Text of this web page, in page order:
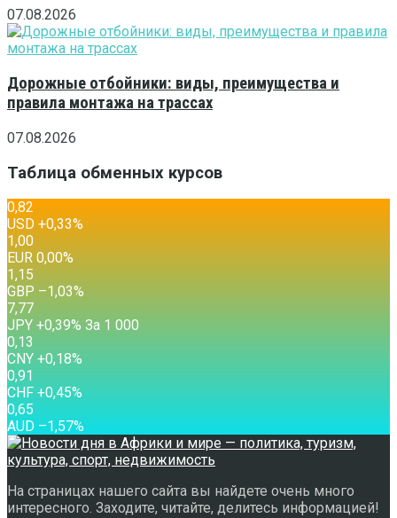
07.08.2026
Дорожные отбойники: виды, преимущества и
правила монтажа на трассах
07.08.2026
Таблица обменных курсов
0,82
USD +0,33%
1,00
EUR 0,00%
1,15
GBP –1,03%
7,77
JPY +0,39% За 1 000
0,13
CNY +0,18%
0,91
CHF +0,45%
0,65
AUD –1,57%
На страницах нашего сайта вы найдете очень много
интересного. Заходите, читайте, делитесь информацией!